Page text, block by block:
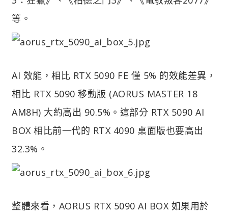
等。
AI 效能，相比 RTX 5090 FE 僅 5% 的效能差異，
相比 RTX 5090 移動版 (AORUS MASTER 18
AM8H) 大約高出 90.5%。這部分 RTX 5090 AI
BOX 相比前一代的 RTX 4090 桌面版也要高出
32.3%。
整體來看，AORUS RTX 5090 AI BOX 如果用於